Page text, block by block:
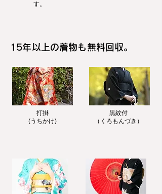
す。
15年以上の着物も無料回収。
​打掛
(うちかけ)
黒紋付
（くろもんづき）